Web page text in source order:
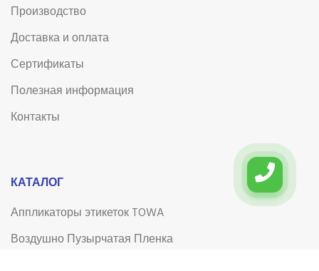
Производство
Доставка и оплата
Сертификаты
Полезная информация
Контакты
КАТАЛОГ
Аппликаторы этикеток TOWA
Воздушно Пузырчатая Пленка